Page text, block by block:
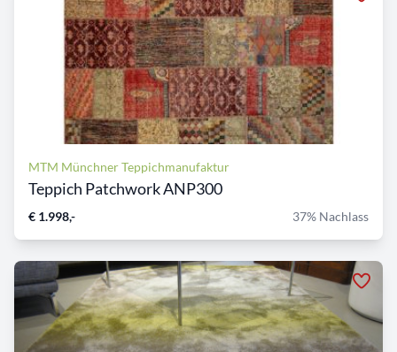
MTM Münchner Teppichmanufaktur
Teppich Patchwork ANP300
€ 1.998,- 37% Nachlass